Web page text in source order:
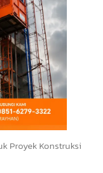
Proyek Konstruksi